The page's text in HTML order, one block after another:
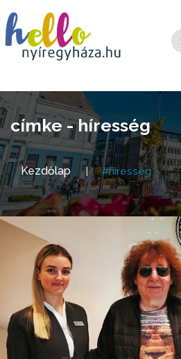
címke - híresség
Kezdőlap #híresség